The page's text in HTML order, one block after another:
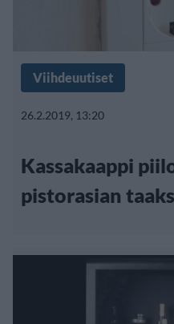
Viihdeuutiset
26.2.2019, 13:20
Kassakaappi
pistorasian